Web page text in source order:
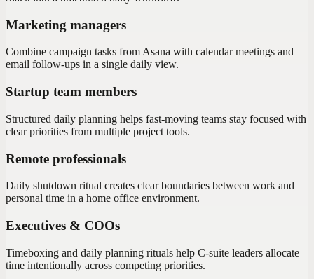
Marketing managers
Combine campaign tasks from Asana with calendar meetings and
email follow-ups in a single daily view.
Startup team members
Structured daily planning helps fast-moving teams stay focused with
clear priorities from multiple project tools.
Remote professionals
Daily shutdown ritual creates clear boundaries between work and
personal time in a home office environment.
Executives & COOs
Timeboxing and daily planning rituals help C-suite leaders allocate
time intentionally across competing priorities.